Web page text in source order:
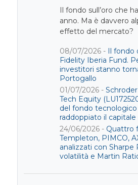
Il fondo sull’oro che
anno. Ma è davvero
effetto del mercato?
08/07/2026 - Il fondo
Fidelity Iberia Fund.
investitori stanno
Portogallo
01/07/2026 -
Tech Equity
del fondo tecnologico
raddoppiato il capitale
24/06/2026 - Quattro
Templeton, PIMCO,
analizzati con Sharpe
volatilità e Martin